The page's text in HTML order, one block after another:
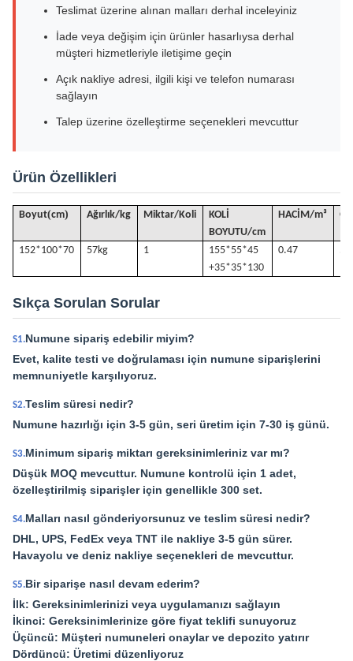
Teslimat üzerine alınan malları derhal inceleyiniz
İade veya değişim için ürünler hasarlıysa derhal
müşteri hizmetleriyle iletişime geçin
Açık nakliye adresi, ilgili kişi ve telefon numarası
sağlayın
Talep üzerine özelleştirme seçenekleri mevcuttur
Ürün Özellikleri
Boyut(cm) Ağırlık/kg Miktar/Koli
KOLİ
BOYUTU/cm
HACİM/m³ G
152*100*70 57kg 1
155*55*45
+35*35*130
0.47
Sıkça Sorulan Sorular
S1.Numune sipariş edebilir miyim?
Evet, kalite testi ve doğrulaması için numune siparişlerini
memnuniyetle karşılıyoruz.
S2.Teslim süresi nedir?
Numune hazırlığı için 3-5 gün, seri üretim için 7-30 iş günü.
S3.Minimum sipariş miktarı gereksinimleriniz var mı?
Düşük MOQ mevcuttur. Numune kontrolü için 1 adet,
özelleştirilmiş siparişler için genellikle 300 set.
S4.Malları nasıl gönderiyorsunuz ve teslim süresi nedir?
DHL, UPS, FedEx veya TNT ile nakliye 3-5 gün sürer.
Havayolu ve deniz nakliye seçenekleri de mevcuttur.
S5.Bir siparişe nasıl devam ederim?
İlk: Gereksinimlerinizi veya uygulamanızı sağlayın
İkinci: Gereksinimlerinize göre fiyat teklifi sunuyoruz
Üçüncü: Müşteri numuneleri onaylar ve depozito yatırır
Dördüncü: Üretimi düzenliyoruz